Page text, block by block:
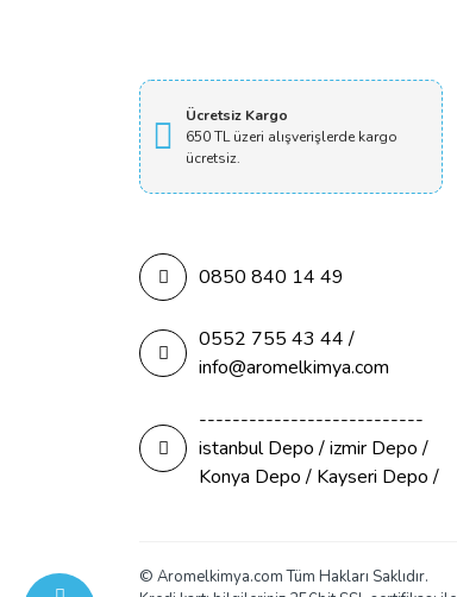
Ücretsiz Kargo
650 TL üzeri alışverişlerde kargo
ücretsiz.
0850 840 14 49
0552 755 43 44 /
info@aromelkimya.com
---------------------------
istanbul Depo / izmir Depo /
Konya Depo / Kayseri Depo /
© Aromelkimya.com Tüm Hakları Saklıdır.